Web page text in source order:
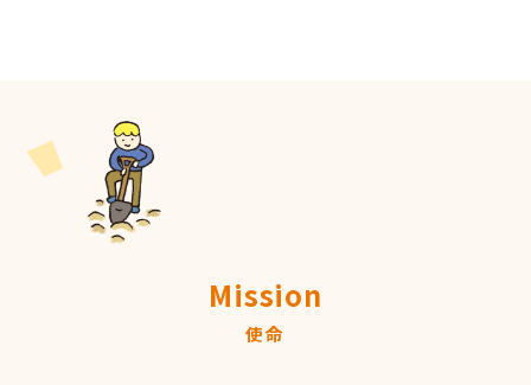
Mission
使命